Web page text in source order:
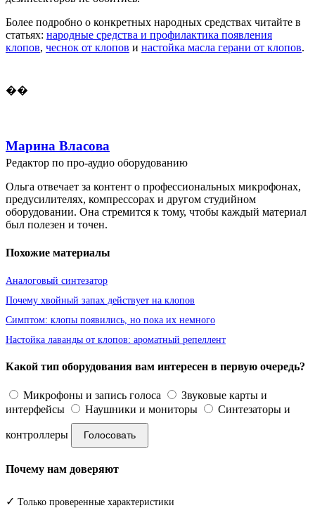
Более подробно о конкретных народных средствах читайте в
статьях: народные средства и профилактика появления
клопов, чеснок от клопов и настойка масла герани от клопов.
��
Марина Власова
Редактор по про-аудио оборудованию
Ольга отвечает за контент о профессиональных микрофонах,
предусилителях, компрессорах и другом студийном
оборудовании. Она стремится к тому, чтобы каждый материал
был полезен и точен.
Похожие материалы
Аналоговый синтезатор
Почему хвойный запах действует на клопов
Симптом: клопы появились, но пока их немного
Настойка лаванды от клопов: ароматный репеллент
Какой тип оборудования вам интересен в первую очередь?
Микрофоны и запись голоса
Звуковые карты и
интерфейсы
Наушники и мониторы Синтезаторы и
контроллеры Голосовать
Почему нам доверяют
✓ Только проверенные характеристики